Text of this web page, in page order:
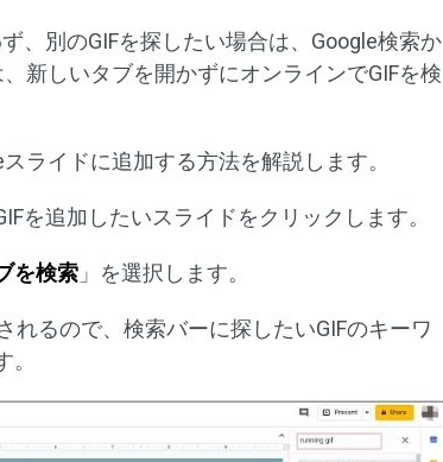
、別のGIFを探したい場合は、Google検索か
新しいタブを開かずにオンラインでGIFを検
ライドに追加する方法を解説します。
を追加したいスライドをクリックします。
を検索 」を選択します。
れるので、検索バーに探したいGIFのキーワ